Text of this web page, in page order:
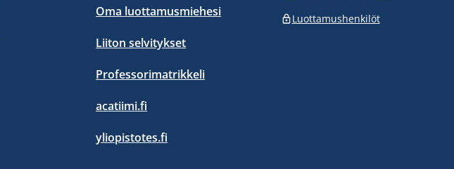
Oma luottamusmiehesi
Liiton selvitykset
Professorimatrikkeli
acatiimi.fi
yliopistotes.fi
Luottamushenkilöt